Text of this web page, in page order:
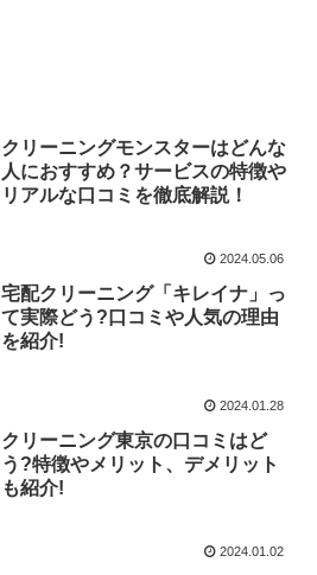
クリーニングモンスターはどんな
人におすすめ？サービスの特徴や
リアルな口コミを徹底解説！
2024.05.06
宅配クリーニング「キレイナ」っ
て実際どう?口コミや人気の理由
を紹介!
2024.01.28
クリーニング東京の口コミはど
う?特徴やメリット、デメリット
も紹介!
2024.01.02